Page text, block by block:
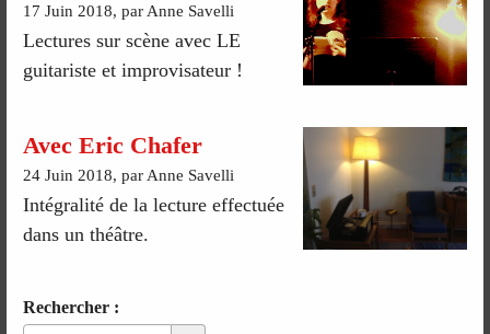
17 Juin 2018, par Anne Savelli
Lectures sur scène avec LE
guitariste et improvisateur !
Avec Eric Chafer
24 Juin 2018, par Anne Savelli
Intégralité de la lecture effectuée
dans un théâtre.
Rechercher :